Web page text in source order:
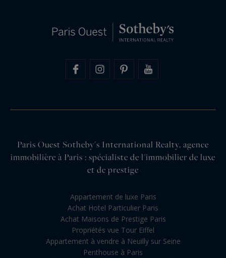
Paris Ouest Sotheby's International Realty, agence
immobilière à Paris : spécialiste de l'immobilier de luxe
et de prestige
Appartement de luxe Paris
Achat Hotel Particulier Paris
Achat Maisons de Prestige Paris
Propriétés vue Tour Eiffel
Appartement à vendre à Neuilly sur Seine
Penthouse à Paris